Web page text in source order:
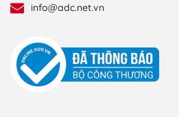
info@adc.net.vn